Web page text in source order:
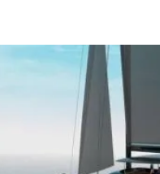
Servisleri
Kontrol